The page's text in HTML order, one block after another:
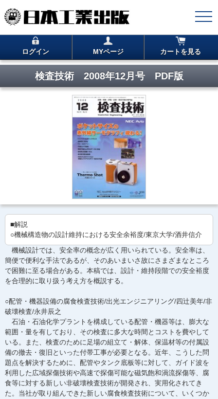
ログイン MYページ カートを見る
検査技術 2008年12月号 PDF版
■解説
○機械構造物の設計維持における安全余裕度/東京大学/酒井信介
機械設計では、安全率の概念が広く用いられている。安全率は、
簡便で便利な手法であるが、そのあいまいさ故にさまざまなところ
で困難に至る場合がある。本稿では、設計・維持段階での安全裕度
を合理的に取り扱う考え方を概説する。
○配管・機器設備の腐食検査技術/出光エンジニアリング/四辻美年/非
破壊検査/永井辰之
石油・石油化学プラントを構成している配管・機器等は、膨大な
範囲・量を有しており、その検査に多大な時間とコストを費やして
いる。また、検査のために足場の組立て・解体、保温材等の付属設
備の撤去・復旧といった付帯工事が必要となる。近年、こうした問
題点を解決するために、配管やタンク底板等に対して、ガイド波を
利用した広域探傷技術や高速で探傷可能な磁気飽和渦流探傷等、腐
食等に対する新しい非破壊検査技術が開発され、実用化されてき
た。当社が取り組んできた新しい腐食検査技術について、いくつか